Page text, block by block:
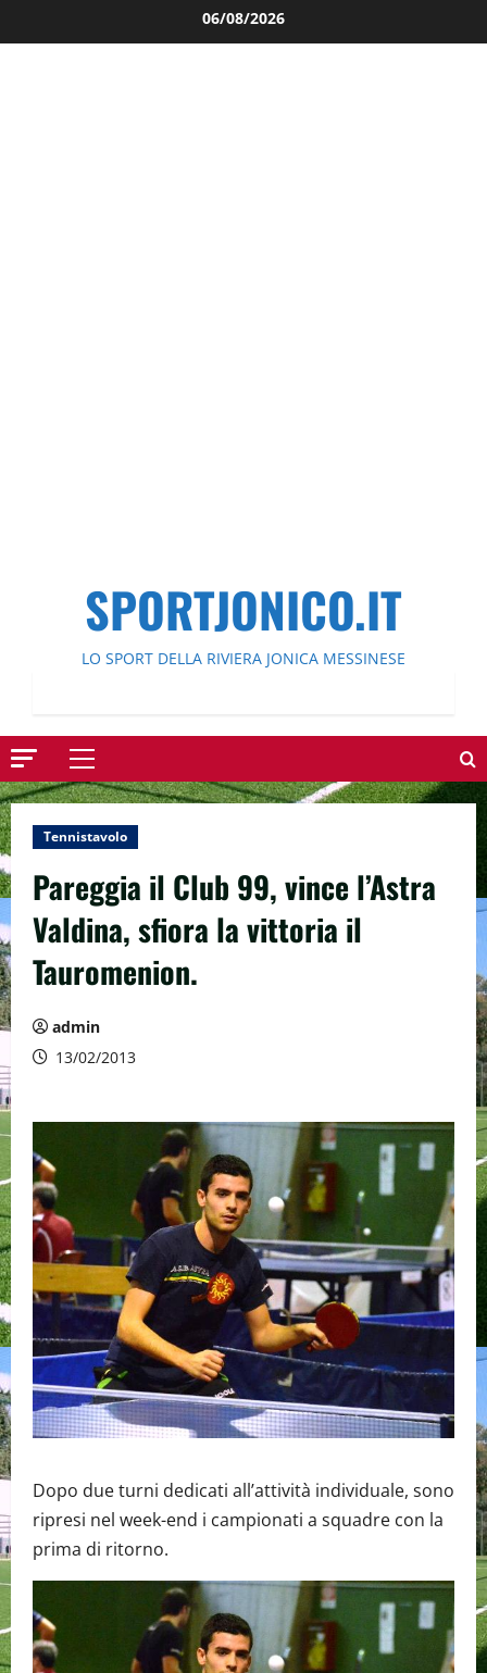
al
06/08/2026
SPORTJONICO.IT
LO SPORT DELLA RIVIERA JONICA MESSINESE
Menu
principale
Tennistavolo
Pareggia il Club 99, vince l’Astra
Valdina, sfiora la vittoria il
Tauromenion.
admin
13/02/2013
Dopo due turni dedicati all’attività individuale, sono
ripresi nel week-end i campionati a squadre con la
prima di ritorno.